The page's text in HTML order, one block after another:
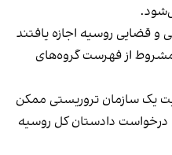
و قضایی روسیه اجازه یافتند
مشروط از فهرست گروه‌های
یک سازمان تروریستی ممکن
دادستان کل روسیه